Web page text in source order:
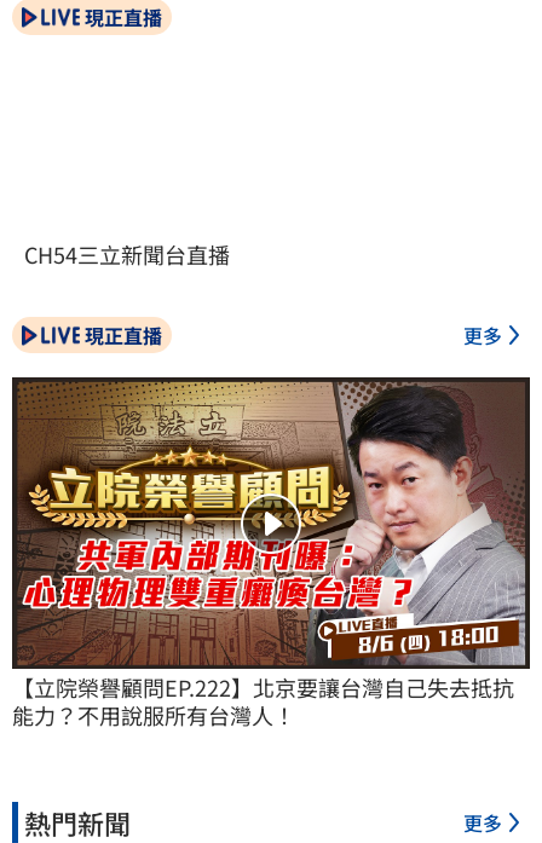
現正直播
CH54三立新聞台直播
現正直播 更多
【立院榮譽顧問EP.222】北京要讓台灣自己失去抵抗
能力？不用說服所有台灣人！
熱門新聞 更多